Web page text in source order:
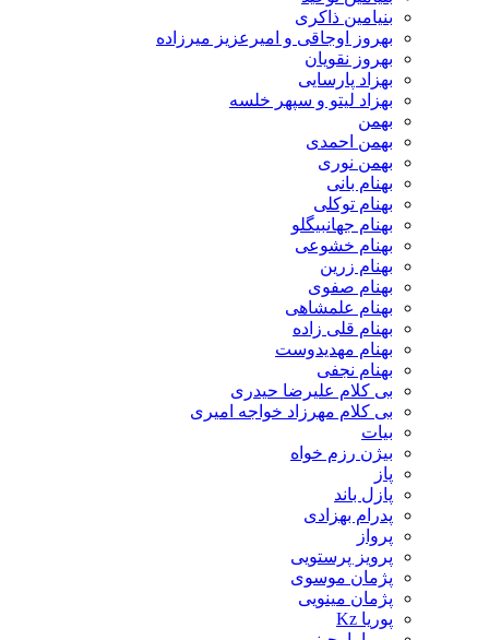
بنیامین ذاکری
بهروز اوجاقی و امیرعزیز میرزاده
بهروز نقویان
بهزاد پارسایی
بهزاد لیتو و سپهر خلسه
بهمن
بهمن احمدی
بهمن نوری
بهنام بانی
بهنام توکلی
بهنام جهانبیگلو
بهنام خشوعی
بهنام زرین
بهنام صفوی
بهنام علمشاهی
بهنام قلی زاده
بهنام مهدیدوست
بهنام نجفی
بی کلام علیرضا حیدری
بی کلام مهرزاد خواجه امیری
بیات
بیژن رزم خواه
پاز
پازل باند
پدرام بهزادی
پرواز
پرویز پرستویی
پژمان موسوی
پژمان مینویی
پوریا Kz